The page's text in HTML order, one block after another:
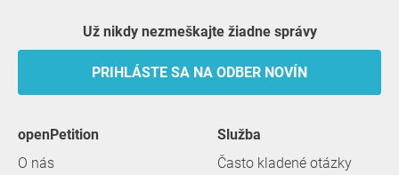
Už nikdy nezmeškajte žiadne správy
PRIHLÁSTE SA NA ODBER NOVÍN
openPetition
O nás
služba
Často kladené otázky